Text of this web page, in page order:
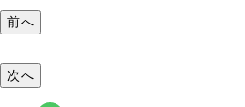
前へ
次へ